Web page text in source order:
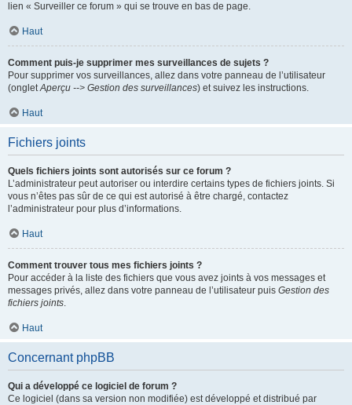
lien « Surveiller ce forum » qui se trouve en bas de page.
Haut
Comment puis-je supprimer mes surveillances de sujets ?
Pour supprimer vos surveillances, allez dans votre panneau de l’utilisateur
(ongletAperçu --> Gestion des surveillances) et suivez les instructions.
Haut
Fichiers joints
Quels fichiers joints sont autorisés sur ce forum ?
L’administrateur peut autoriser ou interdire certains types de fichiers joints. Si
vous n’êtes pas sûr de ce qui est autorisé à être chargé, contactez
l’administrateur pour plus d’informations.
Haut
Comment trouver tous mes fichiers joints ?
Pour accéder à la liste des fichiers que vous avez joints à vos messages et
messages privés, allez dans votre panneau de l’utilisateur puis Gestion des
fichiers joints.
Haut
Concernant phpBB
Qui a développé ce logiciel de forum ?
Ce logiciel (dans sa version non modifiée) est développé et distribué par